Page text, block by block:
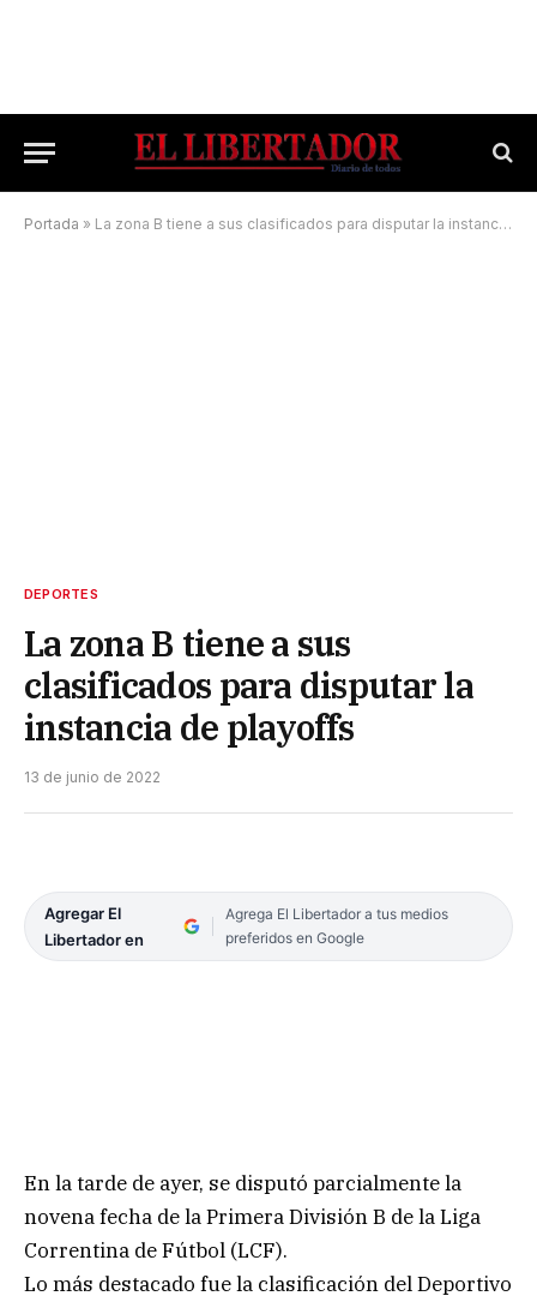
Portada » La zona B tiene a sus clasificados para disputar la instancia de playoffs
DEPORTES
La zona B tiene a sus
clasificados para disputar la
instancia de playoffs
13 de junio de 2022
Agregar El
Libertador en
Agrega El Libertador a tus medios
preferidos en Google
En la tarde de ayer, se disputó parcialmente la
novena fecha de la Primera División B de la Liga
Correntina de Fútbol (LCF).
Lo más destacado fue la clasificación del Deportivo